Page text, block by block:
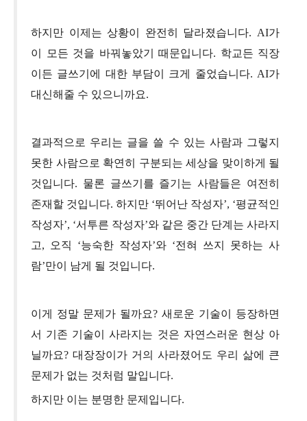
하지만 이제는 상황이 완전히 달라졌습니다. AI가
이 모든 것을 바꿔놓았기 때문입니다. 학교든 직장
이든 글쓰기에 대한 부담이 크게 줄었습니다. AI가
대신해줄 수 있으니까요.
결과적으로 우리는 글을 쓸 수 있는 사람과 그렇지
못한 사람으로 확연히 구분되는 세상을 맞이하게 될
것입니다. 물론 글쓰기를 즐기는 사람들은 여전히
존재할 것입니다. 하지만 ‘뛰어난 작성자’, ‘평균적인
작성자’, ‘서투른 작성자’와 같은 중간 단계는 사라지
고, 오직 ‘능숙한 작성자’와 ‘전혀 쓰지 못하는 사
람’만이 남게 될 것입니다.
이게 정말 문제가 될까요? 새로운 기술이 등장하면
서 기존 기술이 사라지는 것은 자연스러운 현상 아
닐까요? 대장장이가 거의 사라졌어도 우리 삶에 큰
문제가 없는 것처럼 말입니다.
하지만 이는 분명한 문제입니다.